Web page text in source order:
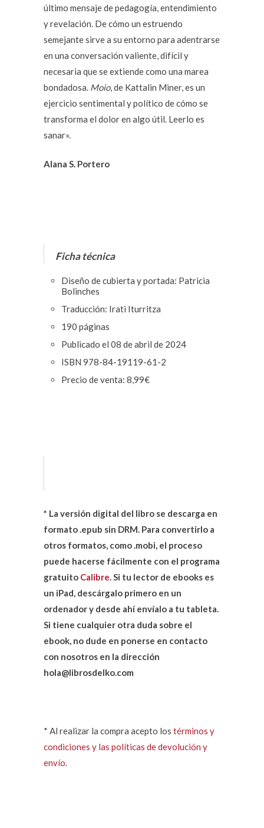
último mensaje de pedagogía, entendimiento
y revelación. De cómo un estruendo
semejante sirve a su entorno para adentrarse
en una conversación valiente, difícil y
necesaria que se extiende como una marea
bondadosa. Moio, de Kattalin Miner, es un
ejercicio sentimental y político de cómo se
transforma el dolor en algo útil. Leerlo es
sanar».
Alana S. Portero
Ficha técnica
Diseño de cubierta y portada: Patricia
Bolinches
Traducción: Irati Iturritza
190 páginas
Publicado el 08 de abril de 2024
ISBN 978-84-19119-61 -2
Precio de venta: 8,99€
* La versión digital del libro se descarga en
formato .epub sin DRM. Para convertirlo a
otros formatos, como .mobi, el proceso
puede hacerse fácilmente con el programa
gratuito Calibre. Si tu lector de ebooks es
un iPad, descárgalo primero en un
ordenador y desde ahí envíalo a tu tableta.
Si tiene cualquier otra duda sobre el
ebook, no dude en ponerse en contacto
con nosotros en la dirección
hola@librosdelko.com
* Al realizar la compra acepto los términos y
condiciones y las políticas de devolución y
envío.